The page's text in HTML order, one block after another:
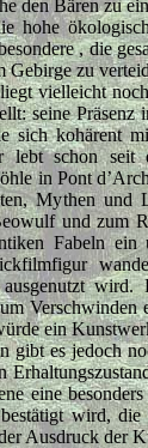
den Bären zu
hohe
, die
Gebirge zu
vielleicht
seine
sich kohärent
lebt schon
in Pont
Mythen und
und zum
Fabeln
ein
gibt es jedoch
eine
wird,
Ausdruck der